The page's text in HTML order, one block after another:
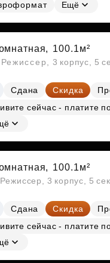
Ещё
100.1м²
3 корпус, 5
Сдана Скидка
сейчас - платите
100.1м²
3 корпус, 5
Сдана Скидка
сейчас - платите